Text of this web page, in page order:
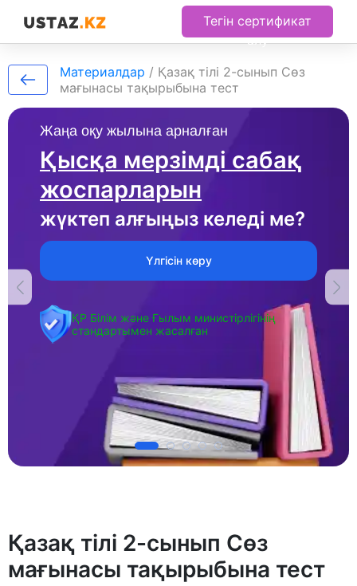
Тегін сертификат
алу
Жаңа оқу жылына арналған
Қысқа мерзімді сабақ
жоспарларын
жүктеп алғыңыз келеді ме?
Үлгісін көру
ҚР Білім және Ғылым министірлігінің
стандартымен жасалған
Материалдар / Қазақ тілі 2-сынып Сөз
мағынасы тақырыбына тест
Қазақ тілі 2-сынып Сөз
мағынасы тақырыбына тест